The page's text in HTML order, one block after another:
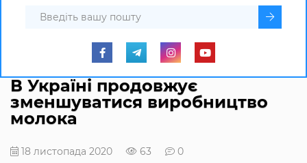
В Україні продовжує
зменшуватися виробництво
молока
18 листопада 2020 63 0